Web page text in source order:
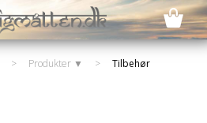
> Produkter ▼ > Tilbehør